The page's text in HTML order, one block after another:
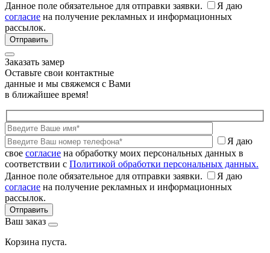
Данное поле обязательное для отправки заявки.
Я даю
согласие на получение рекламных и информационных
рассылок.
Заказать замер
Оставьте свои контактные
данные и мы свяжемся с Вами
в ближайшее время!
Я даю
свое согласие на обработку моих персональных данных в
соответствии с Политикой обработки персональных данных.
Данное поле обязательное для отправки заявки.
Я даю
согласие на получение рекламных и информационных
рассылок.
Ваш заказ
Корзина пуста.